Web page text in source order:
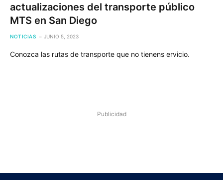
actualizaciones del transporte público
MTS en San Diego
NOTICIAS JUNIO 5, 2023
Conozca las rutas de transporte que no tienens ervicio.
Publicidad